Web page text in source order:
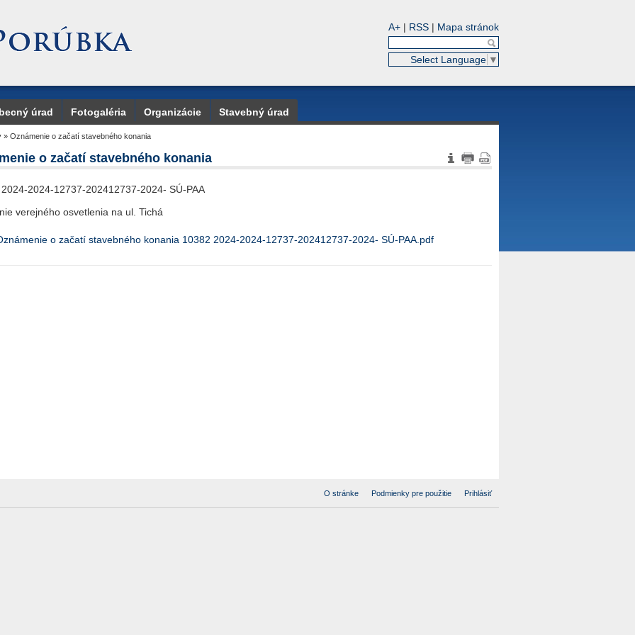
A+ | RSS | Mapa stránok
Select Language ▼
úrad Fotogaléria Organizácie Stavebný úrad
» Oznámenie o začatí stavebného konania
o začatí stavebného konania
2024-12737-202412737-2024- SÚ-PAA
verejného osvetlenia na ul. Tichá
o začatí stavebného konania 10382 2024-2024-12737-202412737-2024- SÚ-PAA.pdf
O stránke Podmienky pre použitie Prihlásiť